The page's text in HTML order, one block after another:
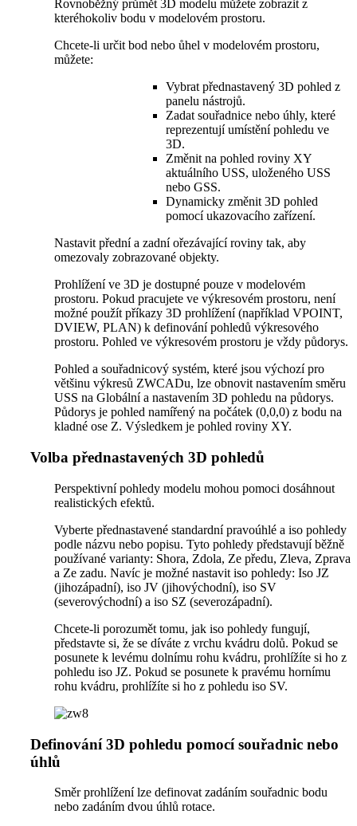
Rovnoběžný průmět 3D modelu můžete zobrazit z
kteréhokoliv bodu v modelovém prostoru.
Chcete-li určit bod nebo ůhel v modelovém prostoru,
můžete:
Vybrat přednastavený 3D pohled z
panelu nástrojů.
Zadat souřadnice nebo úhly, které
reprezentují umístění pohledu ve
3D.
Změnit na pohled roviny XY
aktuálního USS, uloženého USS
nebo GSS.
Dynamicky změnit 3D pohled
pomocí ukazovacího zařízení.
Nastavit přední a zadní ořezávající roviny tak, aby
omezovaly zobrazované objekty.
Prohlížení ve 3D je dostupné pouze v modelovém
prostoru. Pokud pracujete ve výkresovém prostoru, není
možné použít příkazy 3D prohlížení (například VPOINT,
DVIEW, PLAN) k definování pohledů výkresového
prostoru. Pohled ve výkresovém prostoru je vždy půdorys.
Pohled a souřadnicový systém, které jsou výchozí pro
většinu výkresů ZWCADu, lze obnovit nastavením směru
USS na Globální a nastavením 3D pohledu na půdorys.
Půdorys je pohled namířený na počátek (0,0,0) z bodu na
kladné ose Z. Výsledkem je pohled roviny XY.
Volba přednastavených 3D pohledů
Perspektivní pohledy modelu mohou pomoci dosáhnout
realistických efektů.
Vyberte přednastavené standardní pravoúhlé a iso pohledy
podle názvu nebo popisu. Tyto pohledy představují běžně
používané varianty: Shora, Zdola, Ze předu, Zleva, Zprava
a Ze zadu. Navíc je možné nastavit iso pohledy: Iso JZ
(jihozápadní), iso JV (jihovýchodní), iso SV
(severovýchodní) a iso SZ (severozápadní).
Chcete-li porozumět tomu, jak iso pohledy fungují,
představte si, že se díváte z vrchu kvádru dolů. Pokud se
posunete k levému dolnímu rohu kvádru, prohlížíte si ho z
pohledu iso JZ. Pokud se posunete k pravému hornímu
rohu kvádru, prohlížíte si ho z pohledu iso SV.
Definování 3D pohledu pomocí souřadnic nebo
úhlů
Směr prohlížení lze definovat zadáním souřadnic bodu
nebo zadáním dvou úhlů rotace.